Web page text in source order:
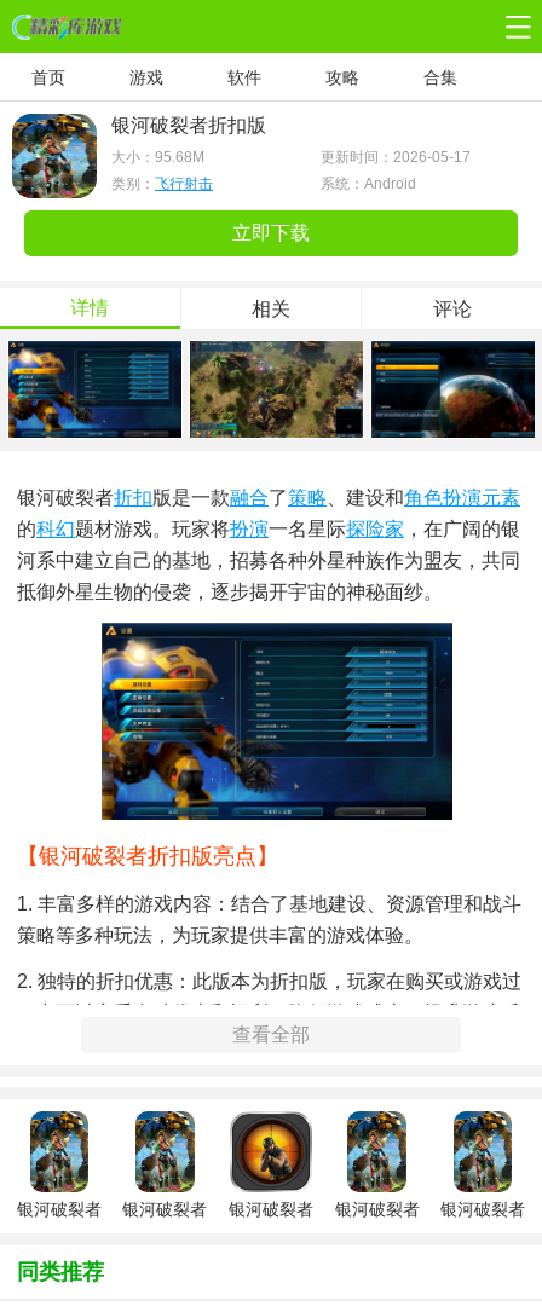
首页 游戏 软件 攻略 合集
银河破裂者折扣版
大小： 95.68M
更新时间：2026-05-17
类别： 飞行射击 系统：Android
立即下载
详情 相关 评论
银河破裂者折扣版是一款融合了策略 、建设和角色扮演元素
的科幻题材游戏。玩家将扮演一名星际探险家 ，在广阔的银
河系中建立自己的基地，招募各种外星种族作为盟友，共同
抵御外星生物的侵袭，逐步揭开宇宙的神秘面纱。
【银河破裂者折扣版亮点】
1. 丰富多样的游戏内容：结合了基地建设、资源管理和战斗
策略等多种玩法，为玩家提供丰富的游戏体验。
2. 独特的折扣优惠：此版本为折扣版，玩家在购买或游戏过
际场景和丰富的角色造型，让玩家身临其境地感受宇宙的浩
瀚与神秘。
【银河破裂者折扣版过程】
为基地，开始建设自己的家园。
查看全部
银河破裂者
银河破裂者
银河破裂者
银河破裂者
银河破裂者
同类推荐